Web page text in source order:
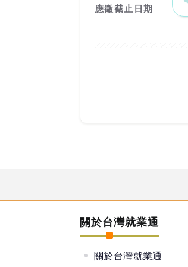
應徵截止日期
關於台灣就業通
關於台灣就業通